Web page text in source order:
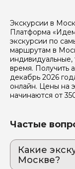
Экскурсии в
Платформа
экскурсии по
маршрутам в
индивидуальные,
время. Получить
декабрь 2026
онлайн. Цены на
начинаются от
Частые
Какие
Москве?
Задайте
Как вас зовут
Ваша
Ваш номер
Вопросы и